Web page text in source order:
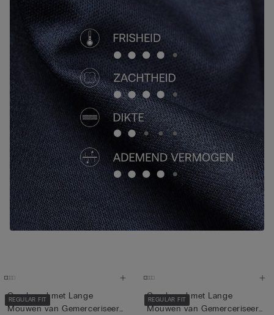
REGULAR FIT
Overhemd met Lange
Mouwen van Gemerceriseerd
REGULAR FIT
Overhemd met Lange
Mouwen van Gemerceriseerd